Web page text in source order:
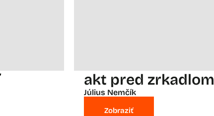
akt pred zrkadlom
Július Nemčík
Zobraziť